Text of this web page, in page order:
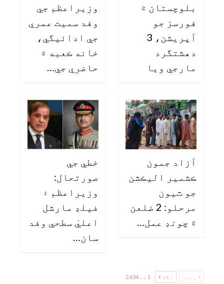
بلوچستان ۾
فورسز جو
آپريشن، 3
دهشتگرد
مارجي ويا
وزيراعظم جي
وفد سميت عمري
جي ادائيگي،
خانه ڪعبه ۾
حاضري جي…
آزاد جمون
ڪشمير اليڪشن
جو ٽيون
مرحلو: 2 ضلعن
۾ چونڊ عمل…
خطي جي
صورتحال:
وزيراعظم ۽
فيلڊ مارشل
اعليٰ سطحي وفد
سان…
پچھلا اگلا 1 کے 2,634